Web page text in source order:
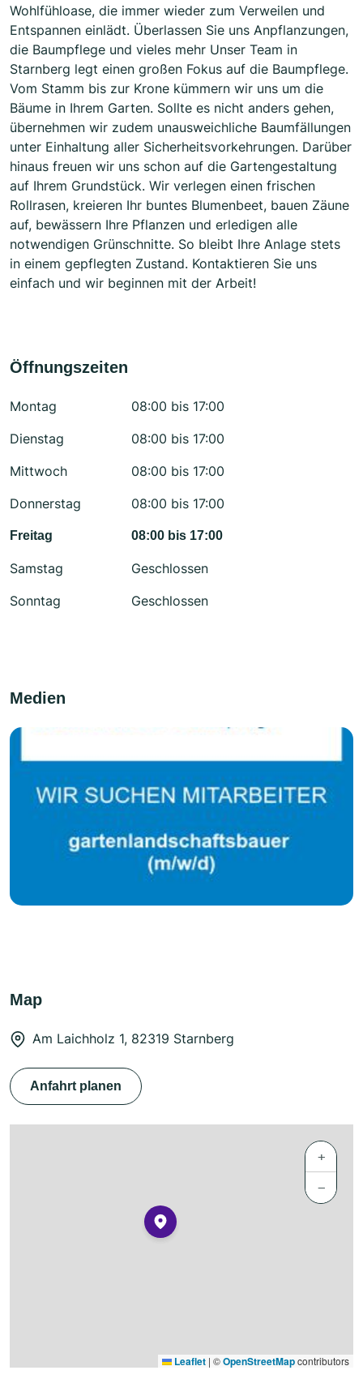
Wohlfühloase, die immer wieder zum Verweilen und
Entspannen einlädt. Überlassen Sie uns Anpflanzungen,
die Baumpflege und vieles mehr Unser Team in
Starnberg legt einen großen Fokus auf die Baumpflege.
Vom Stamm bis zur Krone kümmern wir uns um die
Bäume in Ihrem Garten. Sollte es nicht anders gehen,
übernehmen wir zudem unausweichliche Baumfällungen
unter Einhaltung aller Sicherheitsvorkehrungen. Darüber
hinaus freuen wir uns schon auf die Gartengestaltung
auf Ihrem Grundstück. Wir verlegen einen frischen
Rollrasen, kreieren Ihr buntes Blumenbeet, bauen Zäune
auf, bewässern Ihre Pflanzen und erledigen alle
notwendigen Grünschnitte. So bleibt Ihre Anlage stets
in einem gepflegten Zustand. Kontaktieren Sie uns
einfach und wir beginnen mit der Arbeit!
Öffnungszeiten
Montag
08:00 bis 17:00
Dienstag
08:00 bis 17:00
Mittwoch
08:00 bis 17:00
Donnerstag
08:00 bis 17:00
Freitag 08:00 bis 17:00
Samstag
Geschlossen
Sonntag
Geschlossen
Medien
Map
Am Laichholz 1, 82319 Starnberg
Anfahrt planen
+
−
Leaflet | ©OpenStreetMapcontributors